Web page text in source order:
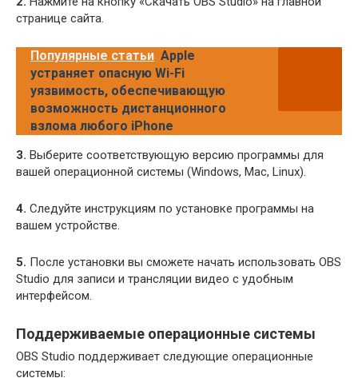
странице сайта.
Популярные статьи Apple
устраняет опасную Wi-Fi
уязвимость, обеспечивающую
возможность дистанционного
взлома любого iPhone
3. Выберите соответствующую версию программы для
вашей операционной системы (Windows, Mac, Linux).
4. Следуйте инструкциям по установке программы на
вашем устройстве.
5. После установки вы сможете начать использовать OBS
Studio для записи и трансляции видео с удобным
интерфейсом.
Поддерживаемые операционные системы
OBS Studio поддерживает следующие операционные
системы: